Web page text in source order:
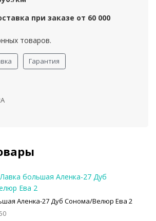
при заказе от 60 000
товаров.
Гарантия
Аленка-27 Дуб Сонома/Велюр Ева 2